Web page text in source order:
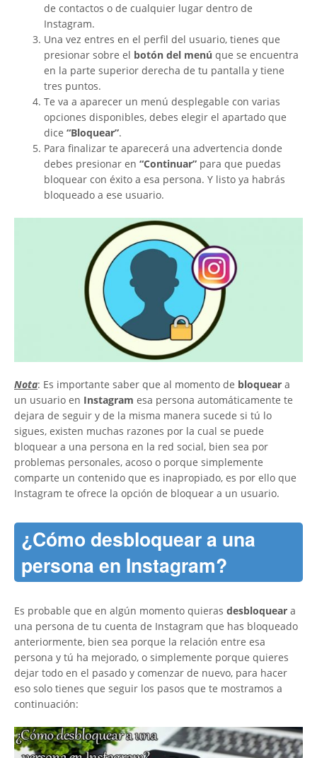
de contactos o de cualquier lugar dentro de
Instagram.
Una vez entres en el perfil del usuario, tienes que
presionar sobre el botón del menú que se encuentra
en la parte superior derecha de tu pantalla y tiene
tres puntos.
Te va a aparecer un menú desplegable con varias
opciones disponibles, debes elegir el apartado que
dice “Bloquear”.
Para finalizar te aparecerá una advertencia donde
debes presionar en “Continuar” para que puedas
bloquear con éxito a esa persona. Y listo ya habrás
bloqueado a ese usuario.
Nota: Es importante saber que al momento de bloquear a
un usuario en Instagram esa persona automáticamente te
dejara de seguir y de la misma manera sucede si tú lo
sigues, existen muchas razones por la cual se puede
bloquear a una persona en la red social, bien sea por
problemas personales, acoso o porque simplemente
comparte un contenido que es inapropiado, es por ello que
Instagram te ofrece la opción de bloquear a un usuario.
¿Cómo desbloquear a una
persona en Instagram?
Es probable que en algún momento quieras desbloquear a
una persona de tu cuenta de Instagram que has bloqueado
anteriormente, bien sea porque la relación entre esa
persona y tú ha mejorado, o simplemente porque quieres
dejar todo en el pasado y comenzar de nuevo, para hacer
eso solo tienes que seguir los pasos que te mostramos a
continuación: